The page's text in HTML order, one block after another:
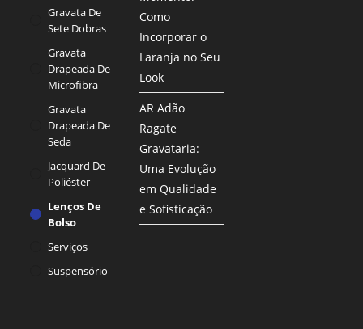
Gravata De
Sete Dobras
Gravata
Drapeada De
Microfibra
Gravata
Drapeada De
Seda
Jacquard De
Poliéster
Lenços De
Bolso
Serviços
Suspensório
Como
Incorporar o
Laranja no Seu
Look
AR Adão
Ragate
Gravataria:
Uma Evolução
em Qualidade
e Sofisticação